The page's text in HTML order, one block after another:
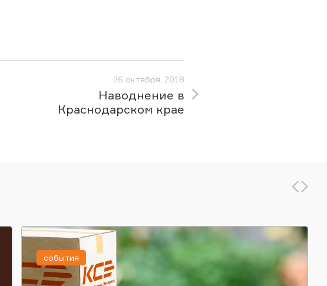
26 октября, 2018
Наводнение в
Краснодарском крае
события